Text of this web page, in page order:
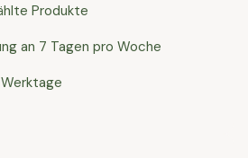
Produkte
an 7 Tagen pro Woche